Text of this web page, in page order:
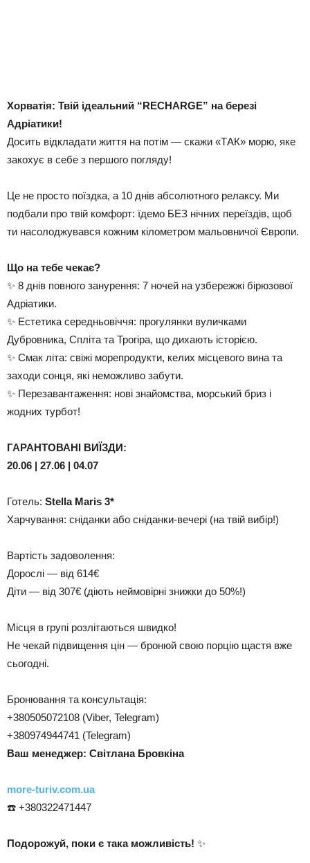
Хорватія: Твій ідеальний “RECHARGE” на березі
Адріатики!
Досить відкладати життя на потім — скажи «ТАК» морю, яке
закохує в себе з першого погляду!
Це не просто поїздка, а 10 днів абсолютного релаксу. Ми
подбали про твій комфорт: їдемо БЕЗ нічних переїздів, щоб
ти насолоджувався кожним кілометром мальовничої Європи.
Що на тебе чекає?
✨ 8 днів повного занурення: 7 ночей на узбережжі бірюзової
Адріатики.
✨ Естетика середньовіччя: прогулянки вуличками
Дубровника, Спліта та Трогіра, що дихають історією.
✨ Смак літа: свіжі морепродукти, келих місцевого вина та
заходи сонця, які неможливо забути.
✨ Перезавантаження: нові знайомства, морський бриз і
жодних турбот!
ГАРАНТОВАНІ ВИЇЗДИ:
20.06 | 27.06 | 04.07
Готель: Stella Maris 3*
Харчування: сніданки або сніданки-вечері (на твій вибір!)
Вартість задоволення:
Дорослі — від 614€
Діти — від 307€ (діють неймовірні знижки до 50%!)
Місця в групі розлітаються швидко!
Не чекай підвищення цін — бронюй свою порцію щастя вже
сьогодні.
Бронювання та консультація:
+380505072108 (Viber, Telegram)
+380974944741 (Telegram)
Ваш менеджер: Світлана Бровкіна
more-turiv.com.ua
☎️ +380322471447
Подорожуй, поки є така можливість! ✨